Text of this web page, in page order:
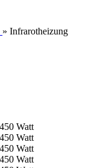
» Infrarotheizung